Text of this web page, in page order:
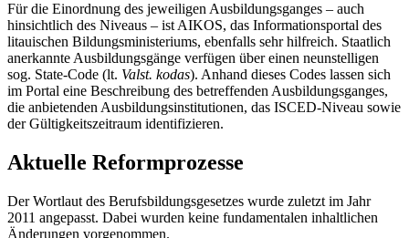
Für die Einordnung des jeweiligen Ausbildungsganges – auch
hinsichtlich des Niveaus – ist AIKOS, das Informationsportal des
litauischen Bildungsministeriums, ebenfalls sehr hilfreich. Staatlich
anerkannte Ausbildungsgänge verfügen über einen neunstelligen
sog. State-Code (lt. Valst. kodas). Anhand dieses Codes lassen sich
im Portal eine Beschreibung des betreffenden Ausbildungsganges,
die anbietenden Ausbildungsinstitutionen, das ISCED-Niveau sowie
der Gültigkeitszeitraum identifizieren.
Aktuelle Reformprozesse
Der Wortlaut des Berufsbildungsgesetzes wurde zuletzt im Jahr
2011 angepasst. Dabei wurden keine fundamentalen inhaltlichen
Änderungen vorgenommen.